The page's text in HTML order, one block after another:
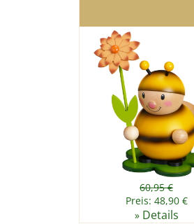
60,95 €
Preis: 48,90 €
» Details